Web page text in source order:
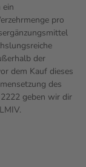
ein
pro
der
dem Kauf dieses
des
geben wir dir